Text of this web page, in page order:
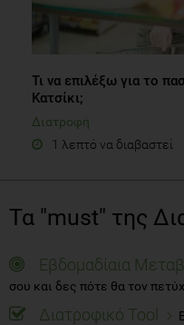
Τι να επιλέξω για το
Κατσίκι;
Διατροφή
1 λεπτό να διαβαστεί
Τα "must" της
Εβδομαδίαια
σου και δες πότε θα τον
Διατροφικό Tool